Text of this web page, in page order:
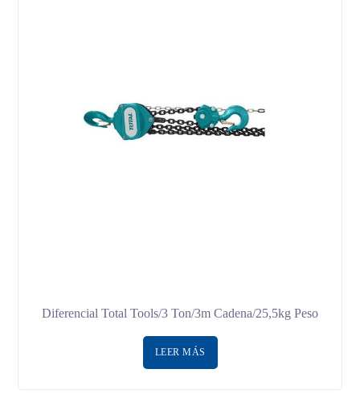
Diferencial Total Tools/3 Ton/3m Cadena/25,5kg Peso
LEER MÁS